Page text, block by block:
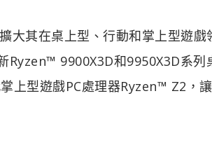
大其在桌上型、行動和掌上型遊戲
Ryzen™ 9900X3D和9950X3D系列
上型遊戲PC處理器Ryzen™ Z2，